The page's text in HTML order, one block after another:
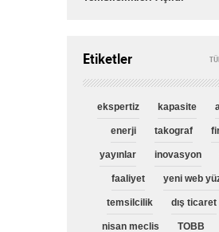
Etiketler
ekspertiz kapasite
enerji takograf
yayınlar inovasyon
faaliyet yeni web
temsilcilik dış ticaret
nisan meclis TOBB